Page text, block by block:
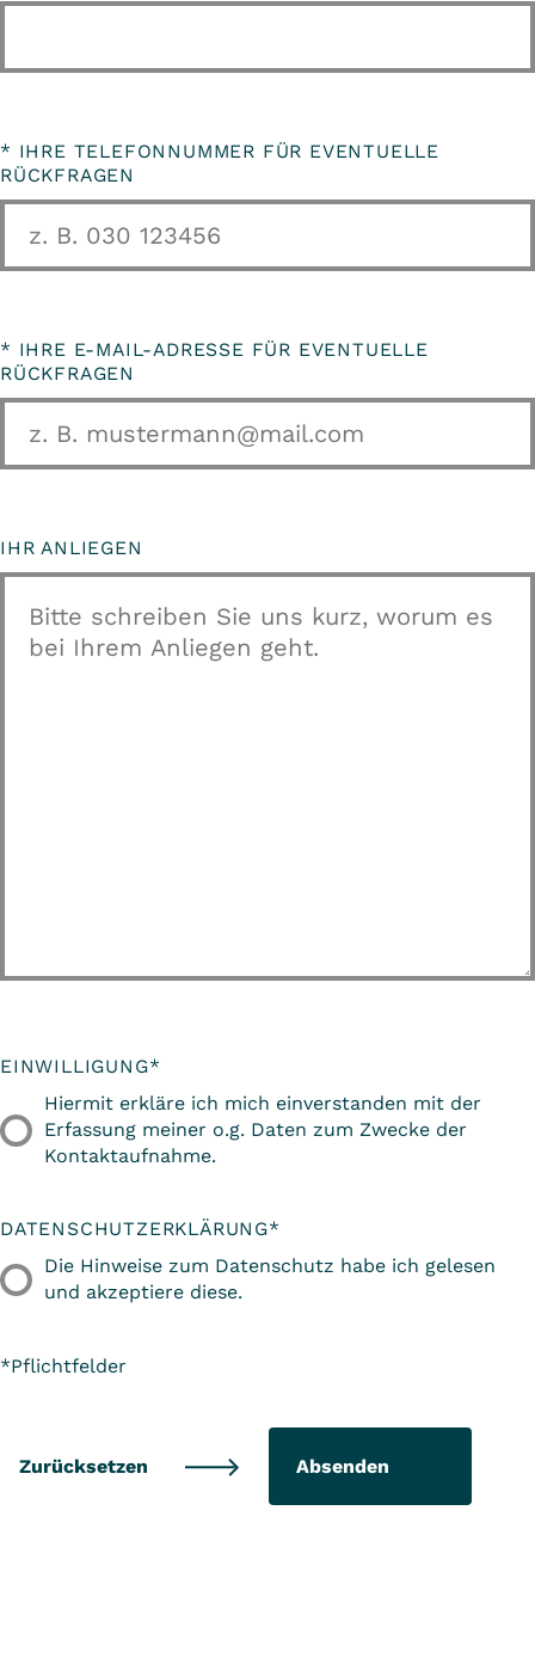
*
RÜCKFRAGEN
*
RÜCKFRAGEN
IHR ANLIEGEN
EINWILLIGUNG*
Hiermit erkläre ich mich einverstanden mit der
Erfassung meiner o.g. Daten zum Zwecke der
Kontaktaufnahme.
DATENSCHUTZERKLÄRUNG*
Die Hinweise zum Datenschutz habe ich gelesen
und akzeptiere diese.
*Pflichtfelder
Absenden